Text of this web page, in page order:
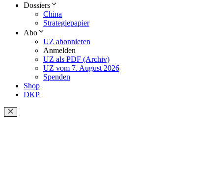
Dossiers
China
Strategiepapier
Abo
UZ abonnieren
Anmelden
UZ als PDF (Archiv)
UZ vom 7. August 2026
Spenden
Shop
DKP
Schließen